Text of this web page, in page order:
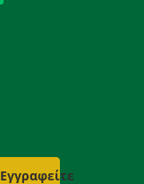
Εγγραφείτε